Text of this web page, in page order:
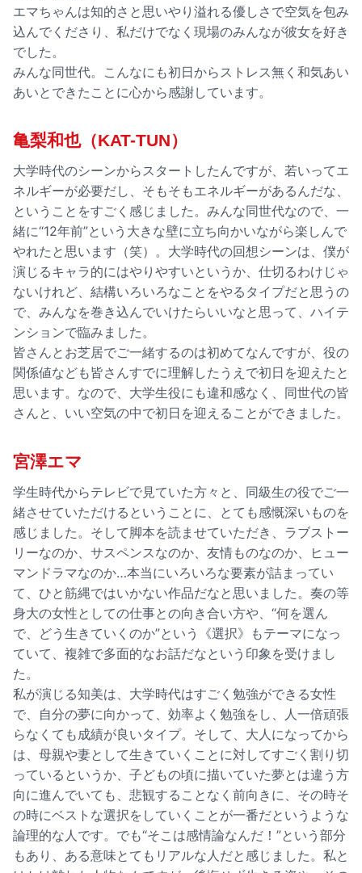
エマちゃんは知的さと思いやり溢れる優しさで空気を包み
込んでくださり、私だけでなく現場のみんなが彼女を好き
でした。
みんな同世代。こんなにも初日からストレス無く和気あい
あいとできたことに心から感謝しています。
亀梨和也（KAT-TUN）
大学時代のシーンからスタートしたんですが、若いってエ
ネルギーが必要だし、そもそもエネルギーがあるんだな、
ということをすごく感じました。みんな同世代なので、一
緒に“12年前”という大きな壁に立ち向かいながら楽しんで
やれたと思います（笑）。大学時代の回想シーンは、僕が
演じるキャラ的にはやりやすいというか、仕切るわけじゃ
ないけれど、結構いろいろなことをやるタイプだと思うの
で、みんなを巻き込んでいけたらいいなと思って、ハイテ
ンションで臨みました。
皆さんとお芝居でご一緒するのは初めてなんですが、役の
関係値なども皆さんすでに理解したうえで初日を迎えたと
思います。なので、大学生役にも違和感なく、同世代の皆
さんと、いい空気の中で初日を迎えることができました。
宮澤エマ
学生時代からテレビで見ていた方々と、同級生の役でご一
緒させていただけるということに、とても感慨深いものを
感じました。そして脚本を読ませていただき、ラブストー
リーなのか、サスペンスなのか、友情ものなのか、ヒュー
マンドラマなのか…本当にいろいろな要素が詰まってい
て、ひと筋縄ではいかない作品だなと思いました。奏の等
身大の女性としての仕事との向き合い方や、“何を選ん
で、どう生きていくのか”という《選択》もテーマになっ
ていて、複雑で多面的なお話だなという印象を受けまし
た。
私が演じる知美は、大学時代はすごく勉強ができる女性
で、自分の夢に向かって、効率よく勉強をし、人一倍頑張
らなくても成績が良いタイプ。そして、大人になってから
は、母親や妻として生きていくことに対してすごく割り切
っているというか、子どもの頃に描いていた夢とは違う方
向に進んでいても、悲観することなく前向きに、その時そ
の時にベストな選択をしていくことが一番だというような
論理的な人です。でも“そこは感情論なんだ！”という部分
もあり、ある意味とてもリアルな人だと感じました。私と